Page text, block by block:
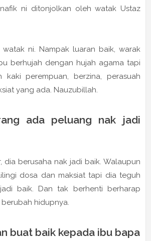
ni ditonjolkan oleh watak Ustaz
watak ni. Nampak luaran baik, warak
berhujah dengan hujah agama tapi
kaki perempuan, berzina, perasuah
yang ada. Nauzubillah.
ada peluang nak jadi
dia berusaha nak jadi baik. Walaupun
dosa dan maksiat tapi dia teguh
baik. Dan tak berhenti berharap
hidupnya.
buat baik kepada ibu bapa